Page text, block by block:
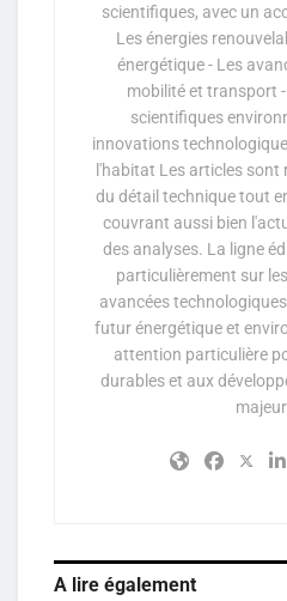
scientifiques, avec un
Les énergies
énergétique - Les
mobilité et transport
scientifiques
innovations
l'habitat Les articles sont
du détail technique tout
couvrant aussi bien
des analyses. La ligne
particulièrement sur
avancées
futur énergétique et
attention particulière
durables et aux
A lire également